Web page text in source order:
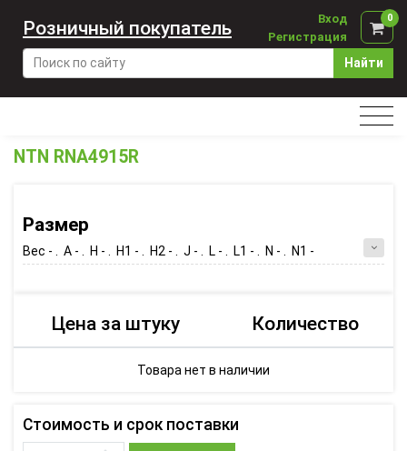
Найти
Вход
Регистрация
0
Розничный покупатель
NTN RNA4915R
Размер
Вес - . A - . H - . H1 - . H2 - . J - . L - . L1 - . N - . N1 -
Цена за штуку Количество
Товара нет в наличии
Стоимость и срок поставки